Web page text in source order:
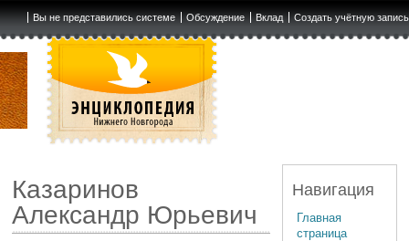
Вы не представились системе Обсуждение Вклад Создать учётную запись
Казаринов
Александр Юрьевич
Навигация
Главная
страница